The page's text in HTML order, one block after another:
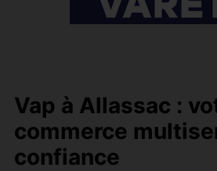
Vap à Allassac :
commerce
confiance